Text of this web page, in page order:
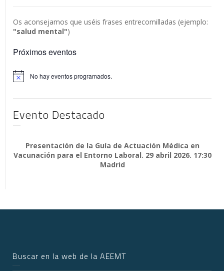
Os aconsejamos que uséis frases entrecomilladas (ejemplo:
"salud mental")
Próximos eventos
Aviso No hay eventos programados.
Evento Destacado
Presentación de la Guía de Actuación Médica en
Vacunación para el Entorno Laboral. 29 abril 2026. 17:30
Madrid
Buscar en la web de la AEEMT